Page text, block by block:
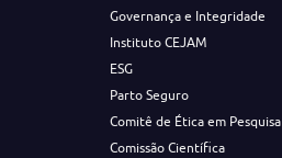
Governança e Integridade
Instituto CEJAM
ESG
Parto Seguro
Comitê de Ética em Pesquisa
Comissão Científica